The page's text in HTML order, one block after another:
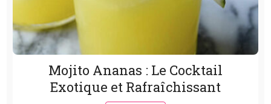
Mojito Ananas : Le Cocktail
Exotique et Rafraîchissant